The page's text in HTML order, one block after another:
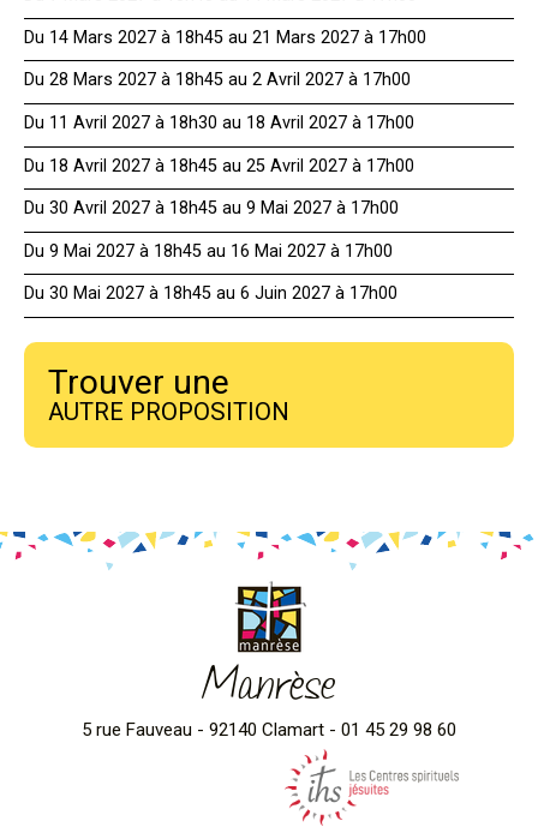
Du 14 Mars 2027 à 18h45 au 21 Mars 2027 à 17h00
Du 28 Mars 2027 à 18h45 au 2 Avril 2027 à 17h00
Du 11 Avril 2027 à 18h30 au 18 Avril 2027 à 17h00
Du 18 Avril 2027 à 18h45 au 25 Avril 2027 à 17h00
Du 30 Avril 2027 à 18h45 au 9 Mai 2027 à 17h00
Du 9 Mai 2027 à 18h45 au 16 Mai 2027 à 17h00
Du 30 Mai 2027 à 18h45 au 6 Juin 2027 à 17h00
Trouver une
AUTRE PROPOSITION
Manrèse
5 rue Fauveau - 92140 Clamart - 01 45 29 98 60